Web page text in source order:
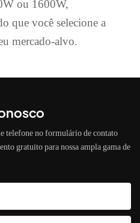
ou 1600W,
que você selecione a
mercado-alvo.
telefone no formulário de contato
gratuito para nossa ampla gama de